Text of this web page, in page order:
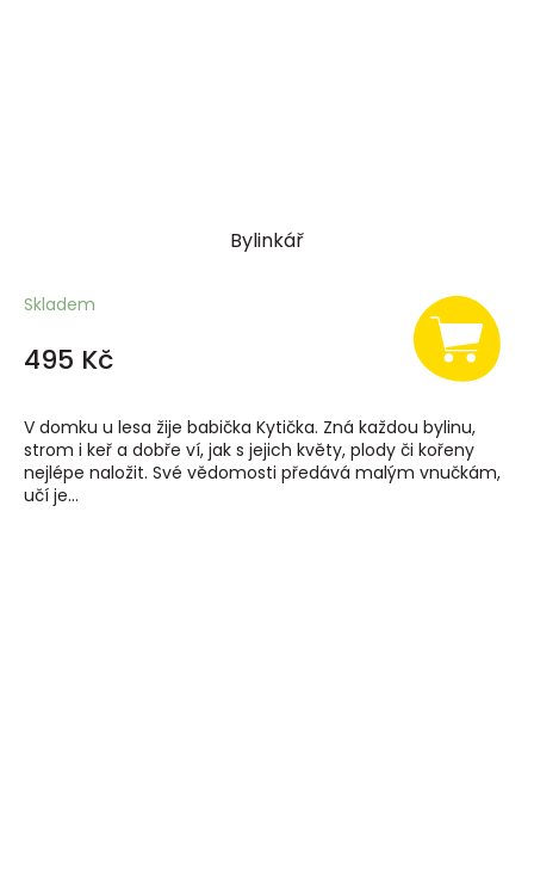
Bylinkář
Skladem
495 Kč
V domku u lesa žije babička Kytička. Zná každou bylinu,
strom i keř a dobře ví, jak s jejich květy, plody či kořeny
nejlépe naložit. Své vědomosti předává malým vnučkám,
učí je...